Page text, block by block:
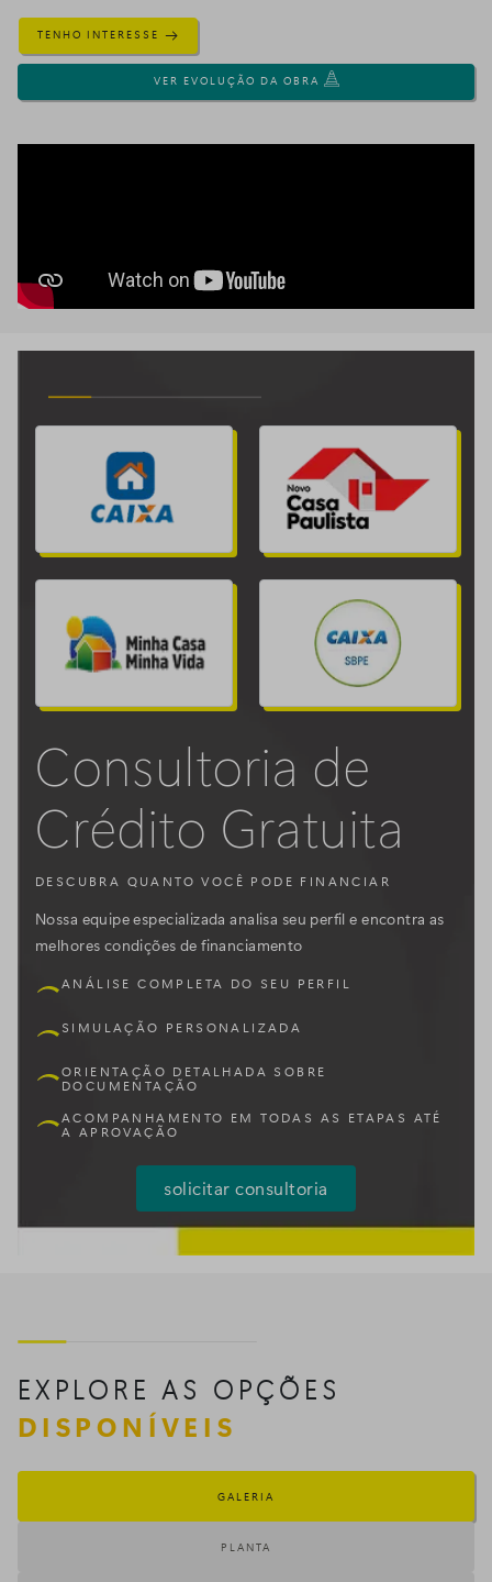
TENHO INTERESSE
VER EVOLUÇÃO DA OBRA
Consultoria de
Crédito Gratuita
DESCUBRA QUANTO VOCÊ PODE FINANCIAR
Nossa equipe especializada analisa seu perfil e encontra as
melhores condições de financiamento
ANÁLISE COMPLETA DO SEU PERFIL
SIMULAÇÃO PERSONALIZADA
ORIENTAÇÃO DETALHADA SOBRE
DOCUMENTAÇÃO
ACOMPANHAMENTO EM TODAS AS ETAPAS ATÉ
A APROVAÇÃO
solicitar consultoria
EXPLORE AS OPÇÕES
DISPONÍVEIS
GALERIA
PLANTA